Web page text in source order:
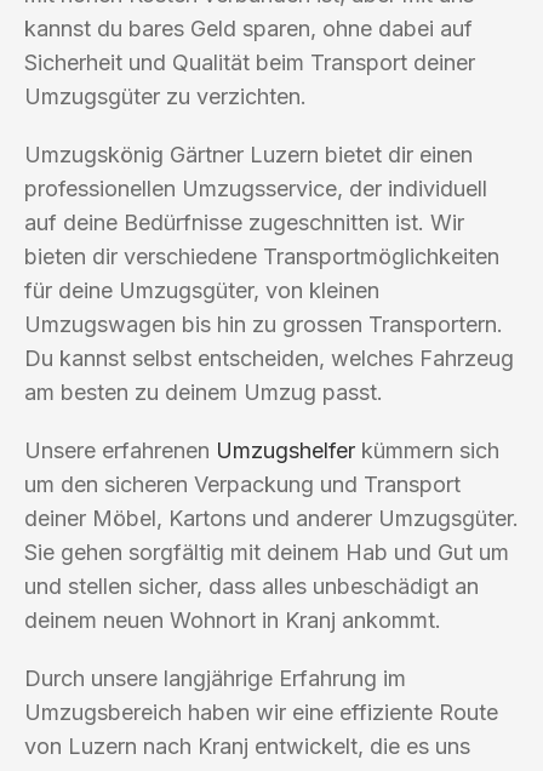
kannst du bares Geld sparen, ohne dabei auf
Sicherheit und Qualität beim Transport deiner
Umzugsgüter zu verzichten.
Umzugskönig Gärtner Luzern bietet dir einen
professionellen Umzugsservice, der individuell
auf deine Bedürfnisse zugeschnitten ist. Wir
bieten dir verschiedene Transportmöglichkeiten
für deine Umzugsgüter, von kleinen
Umzugswagen bis hin zu grossen Transportern.
Du kannst selbst entscheiden, welches Fahrzeug
am besten zu deinem Umzug passt.
Unsere erfahrenen Umzugshelfer kümmern sich
um den sicheren Verpackung und Transport
deiner Möbel, Kartons und anderer Umzugsgüter.
Sie gehen sorgfältig mit deinem Hab und Gut um
und stellen sicher, dass alles unbeschädigt an
deinem neuen Wohnort in Kranj ankommt.
Durch unsere langjährige Erfahrung im
Umzugsbereich haben wir eine effiziente Route
von Luzern nach Kranj entwickelt, die es uns